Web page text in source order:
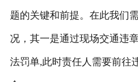
题的关键和前提。在此我们
况，其一是通过现场交通违
法罚单,此时责任人需要前往